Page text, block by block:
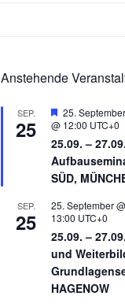
Anstehende
SEP.
25
25.
@ 12:00 UTC+0
25.09. –
SÜD,
SEP.
25
25. September
13:00 UTC+0
25.09. –
und
HAGENOW